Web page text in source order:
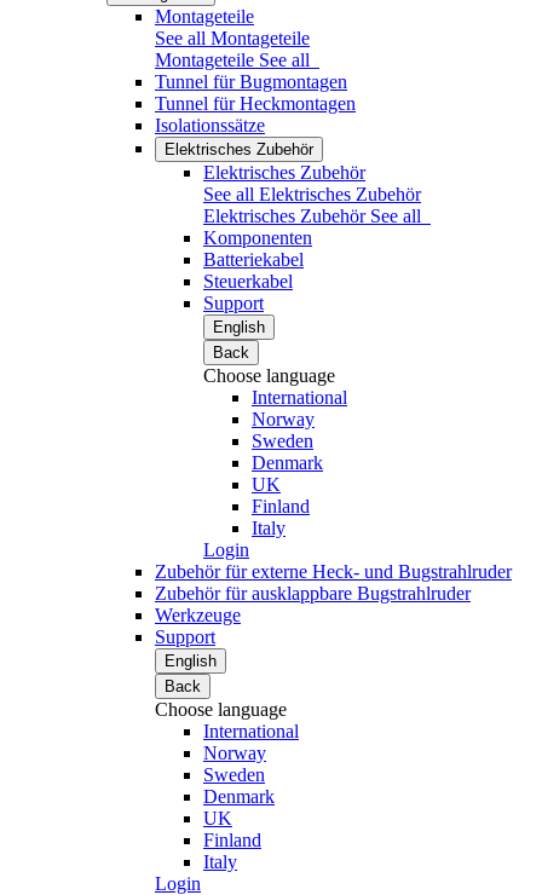
Montageteile
See all Montageteile
Montageteile See all
Tunnel für Bugmontagen
Tunnel für Heckmontagen
Isolationssätze
Elektrisches Zubehör
Elektrisches Zubehör
See all Elektrisches Zubehör
Elektrisches Zubehör See all
Komponenten
Batteriekabel
Steuerkabel
Support
English
Back
Choose language
International
Norway
Sweden
Denmark
UK
Finland
Italy
Login
Zubehör für externe Heck- und Bugstrahlruder
Zubehör für ausklappbare Bugstrahlruder
Werkzeuge
Support
English
Back
Choose language
International
Norway
Sweden
Denmark
UK
Finland
Italy
Login